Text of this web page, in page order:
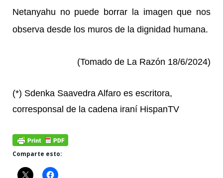
Netanyahu no puede borrar la imagen que nos
observa desde los muros de la dignidad humana.
(Tomado de La Razón 18/6/2024)
(*) Sdenka Saavedra Alfaro es escritora,
corresponsal de la cadena iraní HispanTV
Comparte esto: